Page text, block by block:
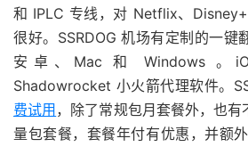
和 IPLC 专线，对 Netflix、
很好。SSRDOG 机场有定制的一键
安卓、Mac 和 Windows 。
Shadowrocket 小火箭代理软件。
费试用，除了常规包月套餐外，也
量包套餐，套餐年付有优惠，并额